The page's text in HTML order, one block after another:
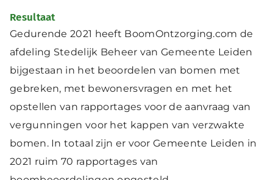
Resultaat
Gedurende 2021 heeft BoomOntzorging.com de
afdeling Stedelijk Beheer van Gemeente Leiden
bijgestaan in het beoordelen van bomen met
gebreken, met bewonersvragen en met het
opstellen van rapportages voor de aanvraag van
vergunningen voor het kappen van verzwakte
bomen. In totaal zijn er voor Gemeente Leiden in
2021 ruim 70 rapportages van